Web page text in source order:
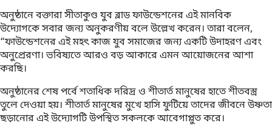
অনুষ্ঠানে বক্তারা সীতাকুণ্ড যুব ব্লাড ফাউন্ডেশনের এই মানবিক
উদ্যোগকে সবার জন্য অনুকরণীয় বলে উল্লেখ করেন। তারা বলেন,
“ফাউন্ডেশনের এই মহৎ কাজ যুব সমাজের জন্য একটি উদাহরণ এবং
অনুপ্রেরণা। ভবিষ্যতে আরও বড় আকারে এমন আয়োজনের আশা
করছি।
অনুষ্ঠানের শেষ পর্বে শতাধিক দরিদ্র ও শীতার্ত মানুষের হাতে শীতবস্ত্র
তুলে দেওয়া হয়। শীতার্ত মানুষের মুখে হাসি ফুটিয়ে তাদের জীবনে উষ্ণতা
ছড়ানোর এই উদ্যোগটি উপস্থিত সকলকে আবেগাপ্লুত করে।